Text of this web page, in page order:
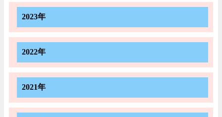
2023年
2022年
2021年